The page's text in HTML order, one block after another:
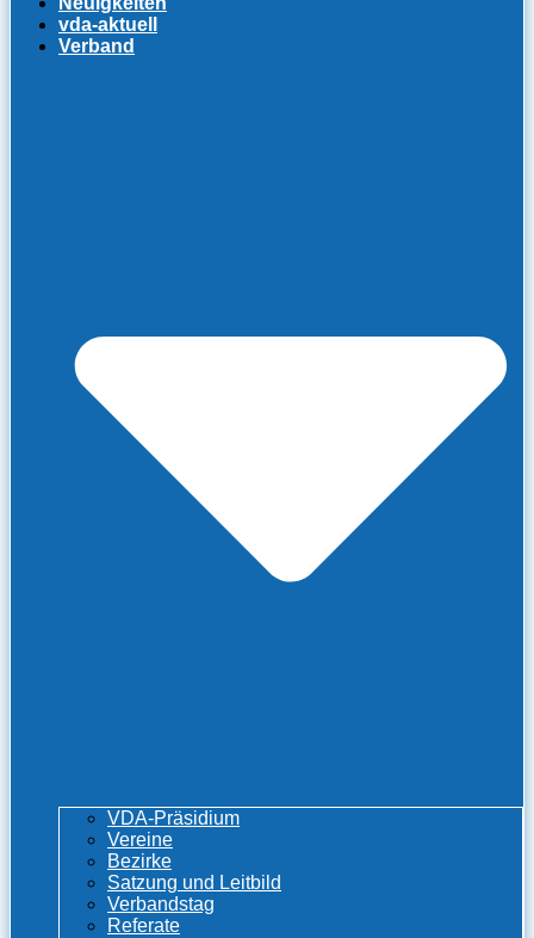
vda-aktuell
Verband
VDA-Präsidium
Vereine
Bezirke
Satzung und Leitbild
Verbandstag
Referate